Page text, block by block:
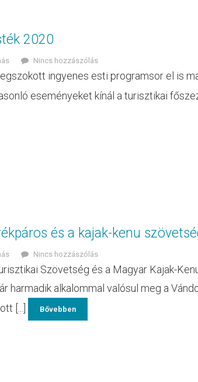
2020
Nincs hozzászólás
ingyenes esti programsor el is
eseményeket kínál a turisztikai
és a kajak-kenu
Nincs hozzászólás
Szövetség és a Magyar Kajak-
harmadik alkalommal valósul meg a
[...]
Bővebben